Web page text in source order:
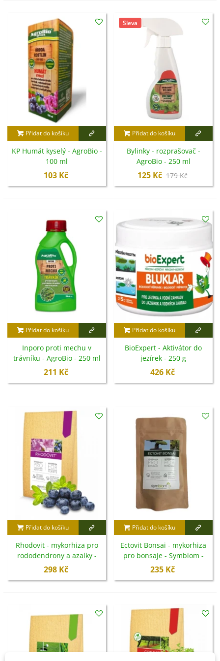
Přidat do košíku
KP Humát kyselý - AgroBio -
100 ml
103 Kč
Sleva
Přidat do košíku
Bylinky - rozprašovač -
AgroBio - 250 ml
125 Kč 179 Kč
Přidat do košíku
Inporo proti mechu v
trávníku - AgroBio - 250 ml
211 Kč
Přidat do košíku
BioExpert - Aktivátor do
jezírek - 250 g
426 Kč
Přidat do košíku
Rhodovit - mykorhiza pro
rododendrony a azalky -
Symbiom - 100 g
298 Kč
Přidat do košíku
Ectovit Bonsai - mykorhiza
pro bonsaje - Symbiom -
100 g
235 Kč